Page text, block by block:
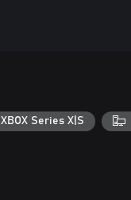
XBOX Series X|S